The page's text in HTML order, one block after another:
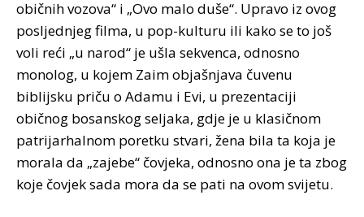
običnih vozova“ i „Ovo malo duše“. Upravo iz ovog
posljednjeg filma, u pop-kulturu ili kako se to još
voli reći „u narod“ je ušla sekvenca, odnosno
monolog, u kojem Zaim objašnjava čuvenu
biblijsku priču o Adamu i Evi, u prezentaciji
običnog bosanskog seljaka, gdje je u klasičnom
patrijarhalnom poretku stvari, žena bila ta koja je
morala da „zajebe“ čovjeka, odnosno ona je ta zbog
koje čovjek sada mora da se pati na ovom svijetu.